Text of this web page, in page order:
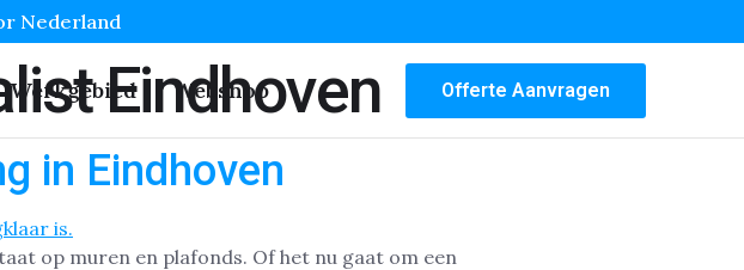
Nederland
Werkgebied Webshop Offerte Aanvragen
Eindhoven
in Eindhoven
op muren en plafonds. Of het nu gaat om een